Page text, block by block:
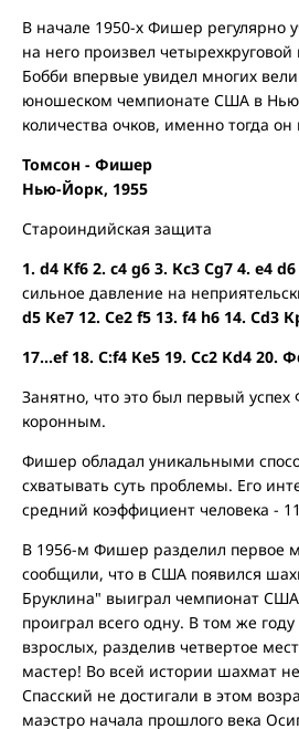
В начале 1950-х Фишер регулярно
на него произвел
Бобби впервые увидел многих
юношеском чемпионате США в
количества очков, именно тогда
Томсон - Фишер
Нью-Йорк, 1955
Староиндийская защита
1. d4 Кf6 2. c4 g6 3. Кc3 Сg7 4. e4
сильное давление на
d5 Кe7 12. Сe2 f5 13. f4 h6 14. Сd3
17...ef 18. С:f4 Кe5 19. Сc2 Кd4 20.
Занятно, что это был первый
коронным.
Фишер обладал уникальными
схватывать суть проблемы. Его
средний коэффициент человека -
В 1956-м Фишер разделил первое
сообщили, что в США появился
Бруклина" выиграл чемпионат
проиграл всего одну. В том же
взрослых, разделив четвертое
мастер! Во всей истории шахмат
Спасский не достигали в этом
маэстро начала прошлого века